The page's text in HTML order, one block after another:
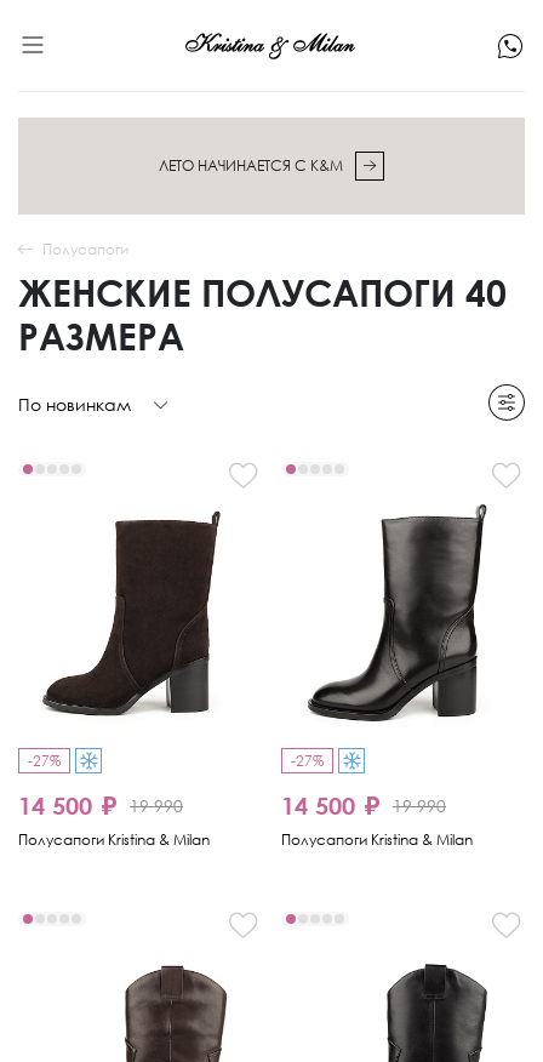
ЛЕТО НАЧИНАЕТСЯ С K&M
Полусапоги
ЖЕНСКИЕ ПОЛУСАПОГИ 40
РАЗМЕРА
По новинкам
-27%
14 500 ₽ 19 990
Полусапоги Kristina & Milan
-27%
14 500 ₽ 19 990
Полусапоги Kristina & Milan